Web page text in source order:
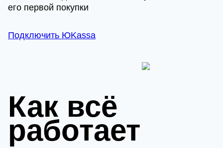
его первой покупки
Подключить ЮKassa
Как всё
работает